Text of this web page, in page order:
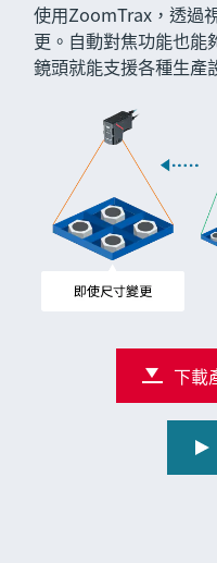
使用ZoomTrax，透過
更。自動對焦功能也能
鏡頭就能支援各種生產
下載